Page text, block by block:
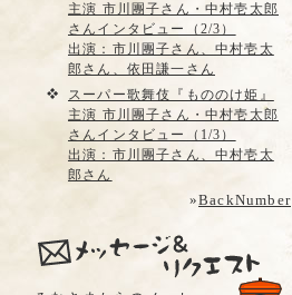
主演 市川團子さん・中村壱太郎
さんインタビュー（2/3）
出演：市川團子さん、中村壱太
郎さん、依田謙一さん
スーパー歌舞伎『もののけ姫』
主演 市川團子さん・中村壱太郎
さんインタビュー（1/3）
出演：市川團子さん、中村壱太
郎さん
»BackNumber